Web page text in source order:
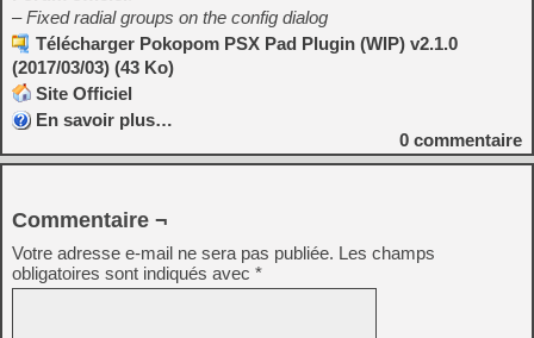
– Fixed radial groups on the config dialog
Télécharger Pokopom PSX Pad Plugin (WIP) v2.1.0
(2017/03/03) (43 Ko)
Site Officiel
En savoir plus…
0 commentaire
Commentaire ¬
Votre adresse e-mail ne sera pas publiée. Les champs
obligatoires sont indiqués avec *